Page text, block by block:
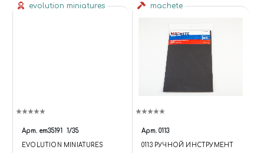
evolution miniatures
Арт. em35191 1/35
EVOLUTION MINIATURES
machete
Арт. 0113
0113 РУЧНОЙ ИНСТРУМЕНТ